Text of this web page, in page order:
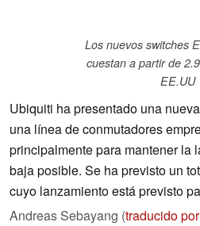
Los nuevos switches
cuestan a partir de
EE.UU
Ubiquiti ha presentado una
una línea de conmutadores
principalmente para mantener la
baja posible. Se ha previsto un
cuyo lanzamiento está previsto
Andreas Sebayang (traducido por